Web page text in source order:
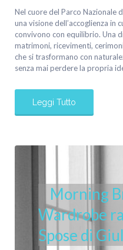
Nel cuore del Parco Nazionale
una visione dell’accoglienza in
convivono con equilibrio. Una
matrimoni, ricevimenti,
che si trasformano con
senza mai perdere la propria
Leggi Tutto
Morning
Wardrobe
Spose di